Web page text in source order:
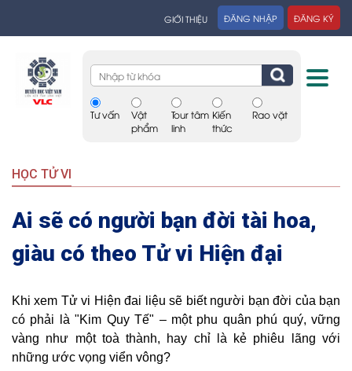
GIỚI THIỆU ĐĂNG NHẬP ĐĂNG KÝ
Tư vấn
Vật
phẩm
Tour tâm
linh
Kiến
thức
Rao vặt
HỌC TỬ VI
Ai sẽ có người bạn đời tài hoa,
giàu có theo Tử vi Hiện đại
Khi xem Tử vi Hiện đai liệu sẽ biết người bạn đời của bạn
có phải là "Kim Quy Tế" – một phu quân phú quý, vững
vàng như một toà thành, hay chỉ là kẻ phiêu lãng với
những ước vọng viển vông?